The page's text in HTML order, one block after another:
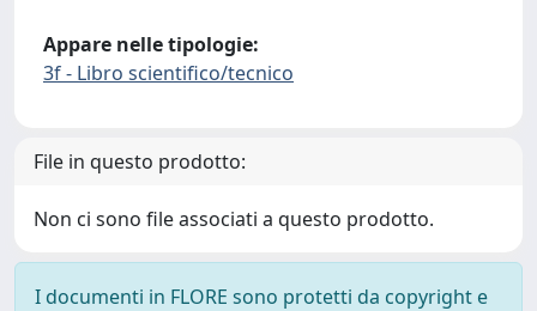
Appare nelle tipologie:
3f - Libro scientifico/tecnico
File in questo prodotto:
Non ci sono file associati a questo prodotto.
I documenti in FLORE sono protetti da copyright e